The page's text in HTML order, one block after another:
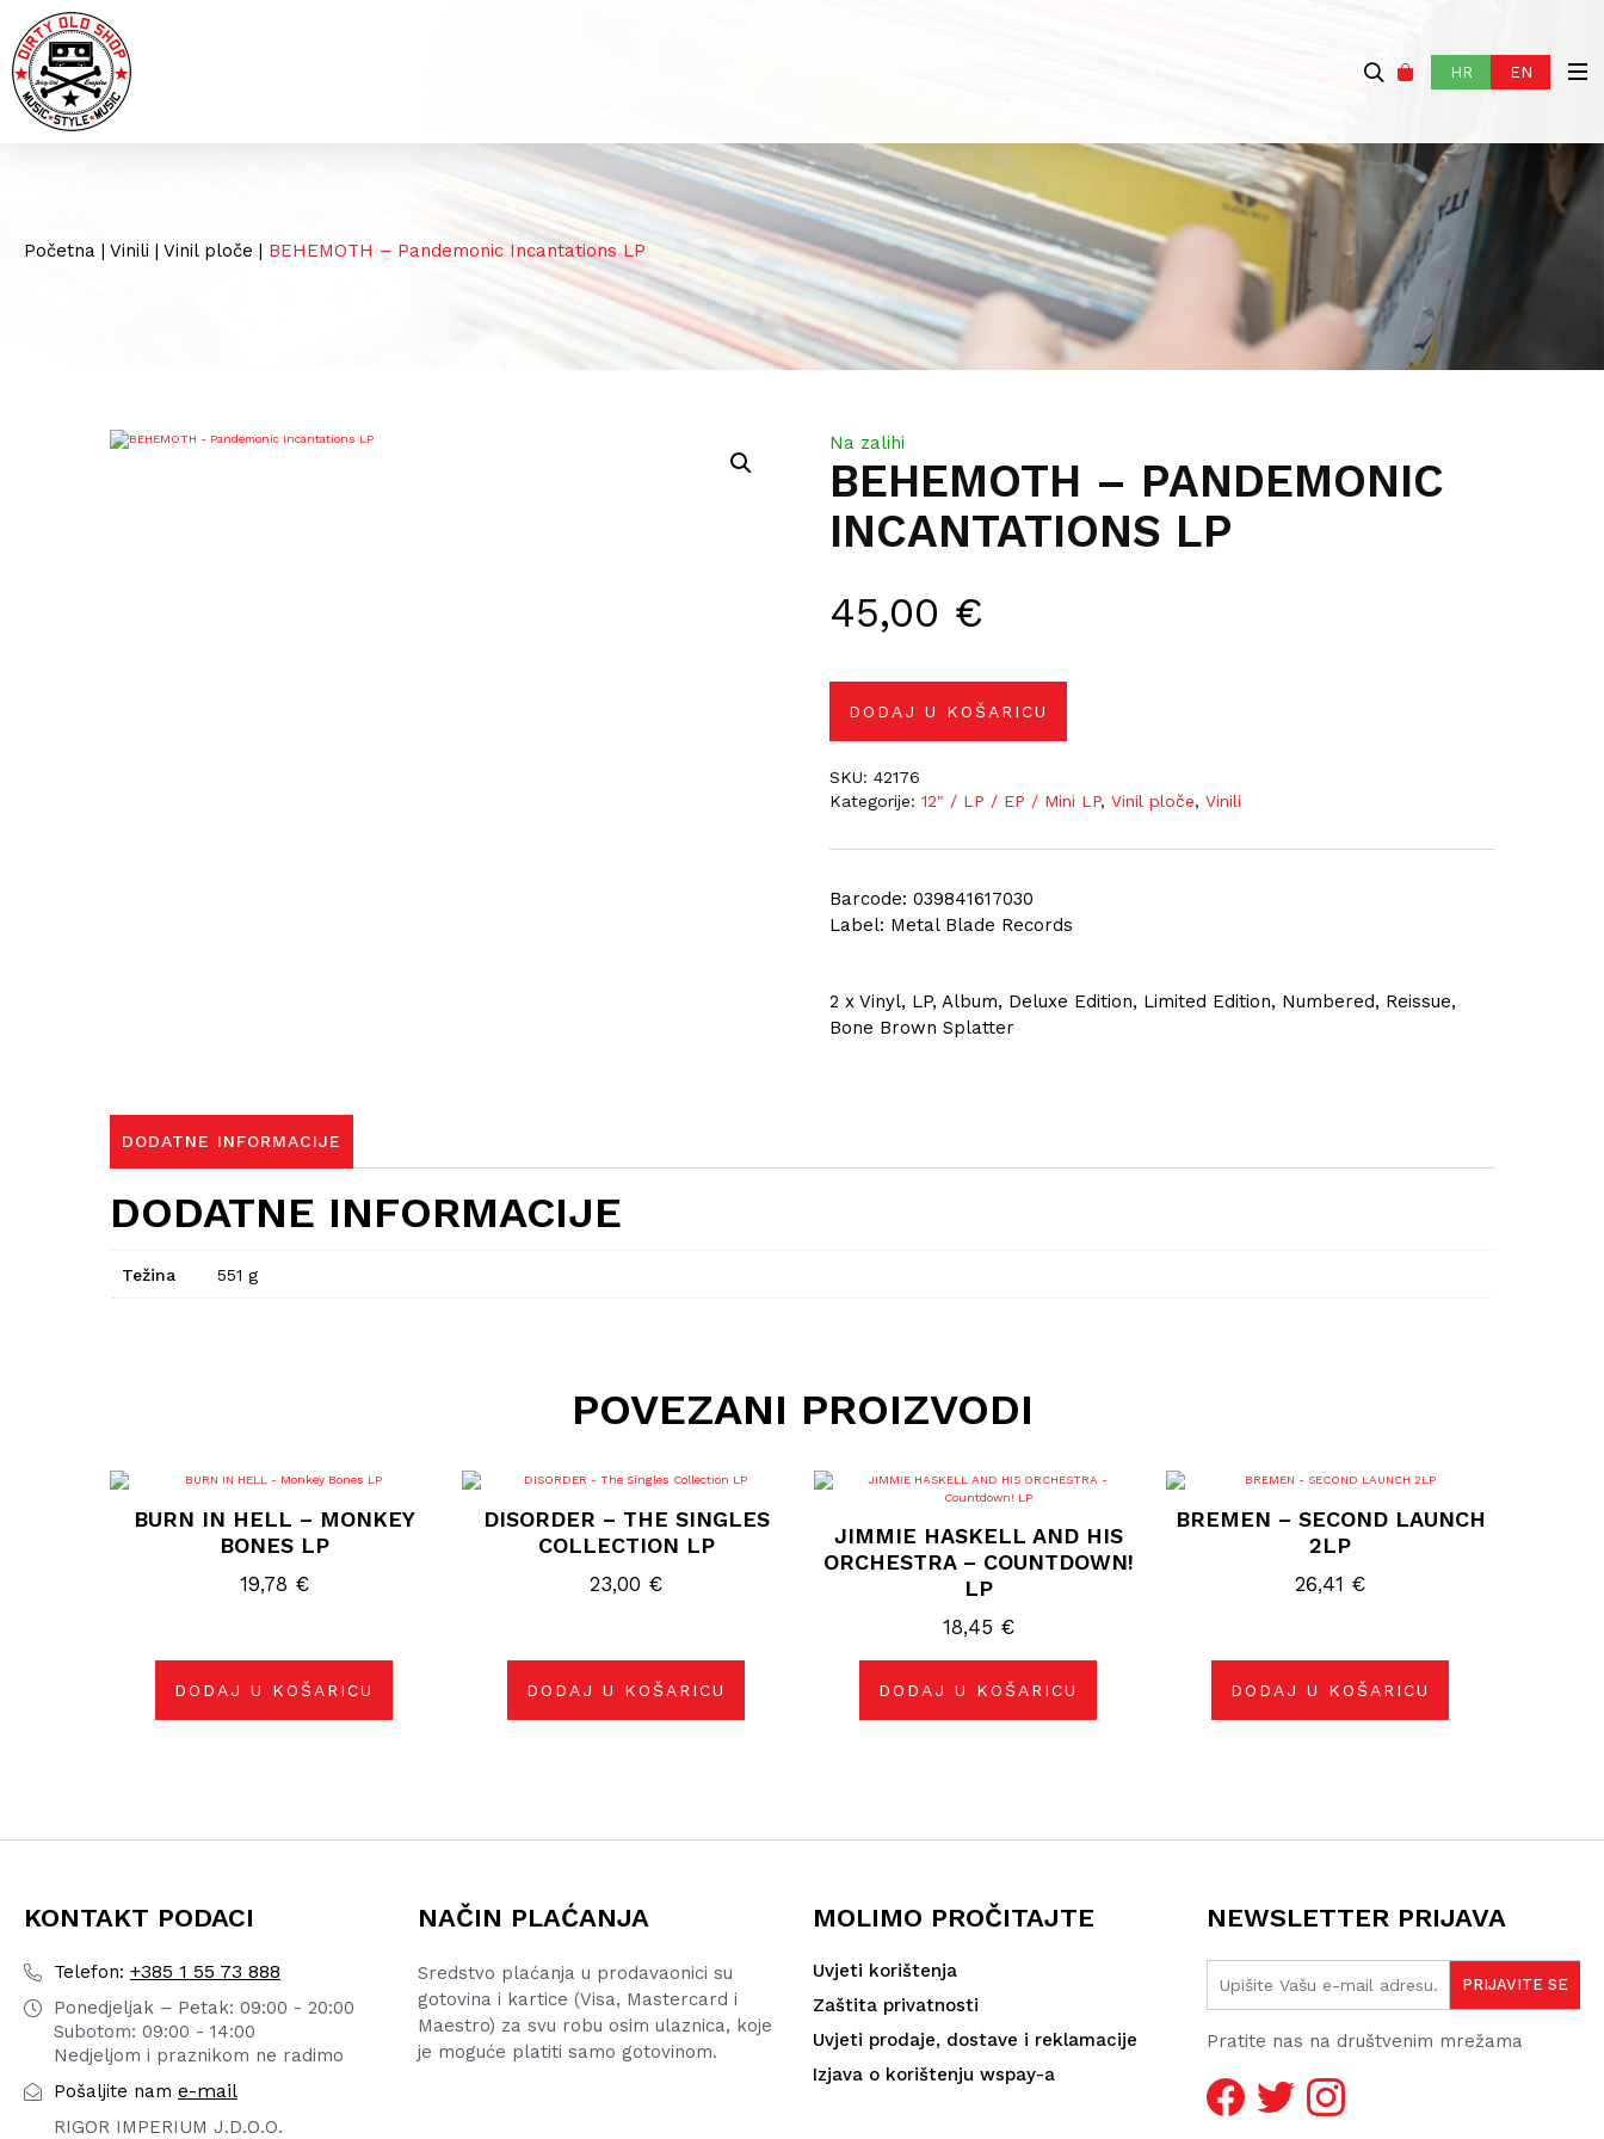
HR EN
Početna | Vinili | Vinil ploče | BEHEMOTH – Pandemonic Incantations LP
BEHEMOTH – PANDEMONIC
INCANTATIONS LP
45,00 €
Barcode: 039841617030
Label: Metal Blade Records
2 x Vinyl, LP, Album, Deluxe Edition, Limited Edition, Numbered, Reissue,
Bone Brown Splatter
Na zalihi
DODAJ U KOŠARICU
SKU:42176
Kategorije:12" / LP / EP / Mini LP,Vinil ploče,Vinili
DODATNE INFORMACIJE
DODATNE INFORMACIJE
Težina 551 g
POVEZANI PROIZVODI
BURN IN HELL – MONKEY
BONES LP
19,78 €
DODAJ U KOŠARICU
DISORDER – THE SINGLES
COLLECTION LP
23,00 €
DODAJ U KOŠARICU
JIMMIE HASKELL AND HIS
ORCHESTRA – COUNTDOWN!
LP
18,45 €
DODAJ U KOŠARICU
BREMEN – SECOND LAUNCH
2LP
26,41 €
DODAJ U KOŠARICU
KONTAKT PODACI
Telefon: +385 1 55 73 888
Ponedjeljak – Petak: 09:00 - 20:00
Subotom: 09:00 - 14:00
Nedjeljom i praznikom ne radimo
Pošaljite nam e-mail
RIGOR IMPERIUM J.D.O.O.
NAČIN PLAĆANJA
Sredstvo plaćanja u prodavaonici su
gotovina i kartice (Visa, Mastercard i
Maestro) za svu robu osim ulaznica, koje
je moguće platiti samo gotovinom.
MOLIMO PROČITAJTE
Uvjeti korištenja
Zaštita privatnosti
Uvjeti prodaje, dostave i reklamacije
Izjava o korištenju wspay-a
NEWSLETTER PRIJAVA
Pratite nas na društvenim mrežama